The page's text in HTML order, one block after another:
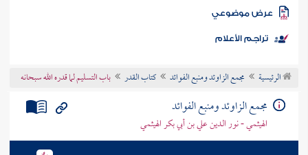
الكتب
موضوعي
تراجم الأعلام
الرئيسية مجمع الزاوئد ومنبع الفوائد كتاب القدر باب التسليم لما قدره الله سبحانه
مجمع الزاوئد ومنبع الفوائد
الهيثمي - نور الدين علي بن أبي بكر الهيثمي